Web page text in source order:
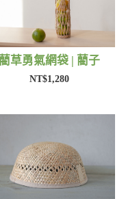
藺草勇氣網袋 | 藺子
NT$1,280